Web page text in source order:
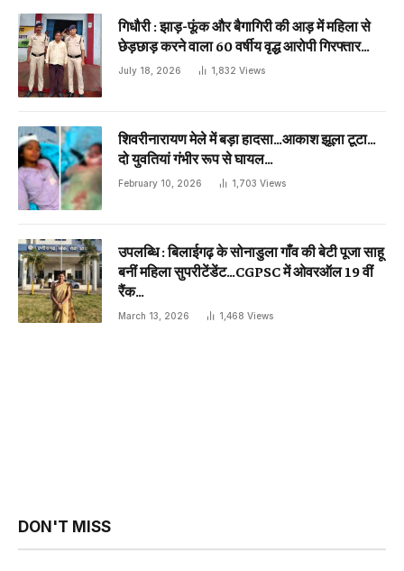
गिधौरी : झाड़-फूंक और बैगागिरी की आड़ में महिला से
छेड़छाड़ करने वाला 60 वर्षीय वृद्ध आरोपी गिरफ्तार…
July 18, 2026 1,832 Views
शिवरीनारायण मेले में बड़ा हादसा…आकाश झूला टूटा…
दो युवतियां गंभीर रूप से घायल…
February 10, 2026 1,703 Views
उपलब्धि : बिलाईगढ़ के सोनाडुला गाँव की बेटी पूजा साहू
बनीं महिला सुपरीटेंडेंट…CGPSC में ओवरऑल 19 वीं
रैंक…
March 13, 2026 1,468 Views
DON'T MISS